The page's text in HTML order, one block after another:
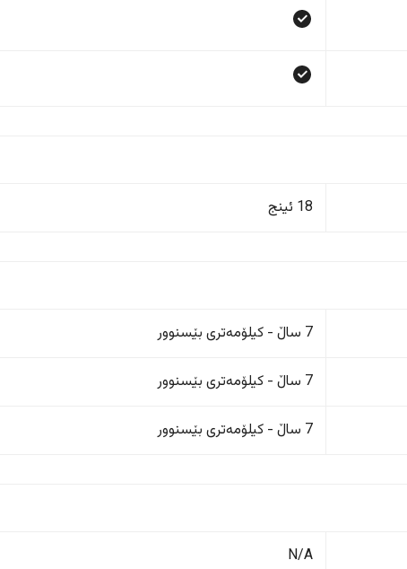
18 ئینج
7 ساڵ - کیلۆمەتری بێسنوور
7 ساڵ - کیلۆمەتری بێسنوور
7 ساڵ - کیلۆمەتری بێسنوور
N/A